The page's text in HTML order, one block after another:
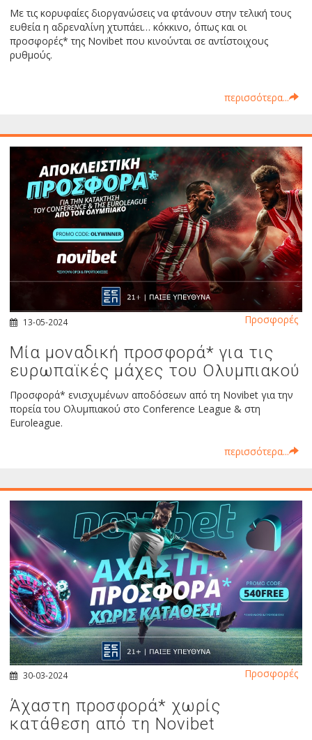
Με τις κορυφαίες διοργανώσεις να φτάνουν στην τελική τους
ευθεία η αδρεναλίνη χτυπάει… κόκκινο, όπως και οι
προσφορές* της Novibet που κινούνται σε αντίστοιχους
ρυθμούς.
περισσότερα...
13-05-2024
Mία μοναδική προσφορά* για τις
ευρωπαϊκές μάχες του Ολυμπιακού
Προσφορά* ενισχυμένων αποδόσεων από τη Novibet για την
πορεία του Ολυμπιακού στο Conference League & στη
Euroleague.
περισσότερα...
Προσφορές
30-03-2024
Άχαστη προσφορά* χωρίς
κατάθεση από τη Novibet
Προσφορές